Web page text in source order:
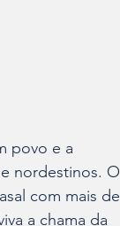
povo e a
nordestinos. O
com mais de
a chama da